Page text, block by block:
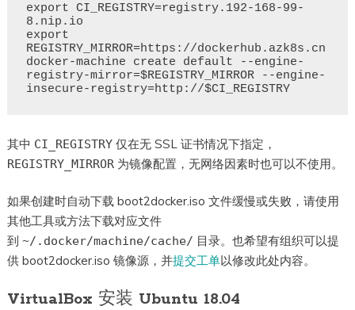
export CI_REGISTRY=registry.192-168-99-
8.nip.io
export
REGISTRY_MIRROR=https://dockerhub.azk8s.cn
docker-machine create default --engine-
registry-mirror=$REGISTRY_MIRROR --engine-
insecure-registry=http://$CI_REGISTRY
其中 CI_REGISTRY仅在无 SSL 证书情况下指定，
REGISTRY_MIRROR为镜像配置，无网络因素时也可以不使用。
如果创建时自动下载 boot2docker.iso 文件缓慢或失败，请使用
其他工具或方法下载对应文件
到 ~/.docker/machine/cache/ 目录。也希望有组织可以提
供 boot2docker.iso 镜像源，并提交工单以修改此处内容。
VirtualBox 安装 Ubuntu 18.04